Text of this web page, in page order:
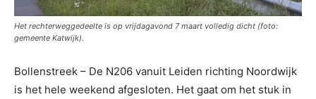
Het rechterweggedeelte is op vrijdagavond 7 maart volledig dicht (foto:
gemeente Katwijk).
Bollenstreek – De N206 vanuit Leiden richting Noordwijk
is het hele weekend afgesloten. Het gaat om het stuk in